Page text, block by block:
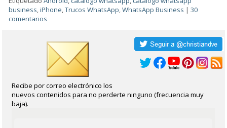
business,iPhone,Trucos WhatsApp,WhatsApp Business |30
comentarios
Recibe por correo electrónico los
nuevos contenidos para no perderte ninguno (frecuencia muy
baja).